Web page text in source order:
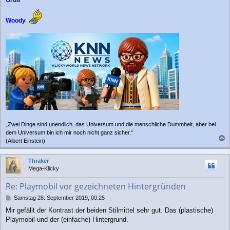
Woody
„Zwei Dinge sind unendlich, das Universum und die menschliche Dummheit, aber bei
dem Universum bin ich mir noch nicht ganz sicher.“
(Albert Einstein)
a
c
Thraker
Mega-Klicky
Re: Playmobil vor gezeichneten Hintergründen
B
i
t
Samstag 28. September 2019, 00:25
Mir gefällt der Kontrast der beiden Stilmittel sehr gut. Das (plastische)
Playmobil und der (einfache) Hintergrund.